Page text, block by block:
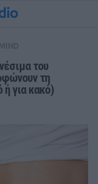
του
τη
ή για κακό)